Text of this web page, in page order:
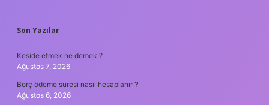
SIDEBAR
Son Yazılar
Keside etmek ne demek ?
Ağustos 7, 2026
Borç ödeme süresi nasıl hesaplanır ?
Ağustos 6, 2026